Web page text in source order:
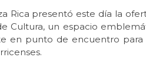
Rica presentó este día la
Cultura, un espacio
en punto de encuentro para